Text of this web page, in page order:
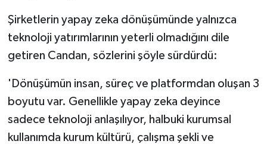
Şirketlerin yapay zeka dönüşümünde yalnızca
teknoloji yatırımlarının yeterli olmadığını dile
getiren Candan, sözlerini şöyle sürdürdü:
'Dönüşümün insan, süreç ve platformdan oluşan 3
boyutu var. Genellikle yapay zeka deyince
sadece teknoloji anlaşılıyor, halbuki kurumsal
kullanımda kurum kültürü, çalışma şekli ve